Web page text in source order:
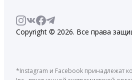
Copyright © 2026. Все права
*Instagram и Facebook принадлежат